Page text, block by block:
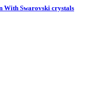
With Swarovski crystals